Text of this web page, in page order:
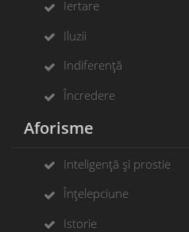
Iertare
Iluzii
Indiferență
Încredere
Aforisme
Inteligență și prostie
Înțelepciune
Istorie